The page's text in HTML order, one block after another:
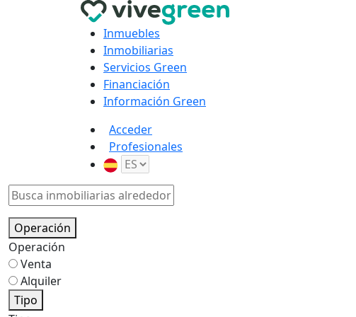
Inmuebles
Inmobiliarias
Servicios Green
Financiación
Información Green
Acceder
Profesionales
Operación
Operación
Venta
Alquiler
Tipo